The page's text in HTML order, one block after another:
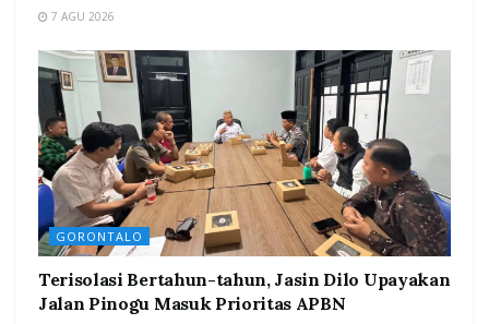
7 AGU 2026
GORONTALO
Terisolasi Bertahun-tahun, Jasin Dilo Upayakan
Jalan Pinogu Masuk Prioritas APBN